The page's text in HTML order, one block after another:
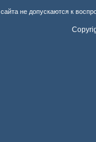
не допускаются к